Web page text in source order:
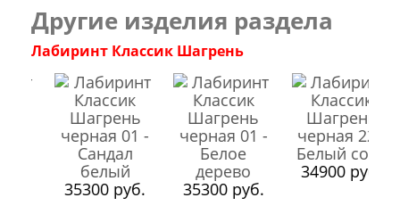
Тамбурные двери
Межкомнатные двери
Двери Альберо
Альянс
Вест
Галерея
Геометрия
Графика
Империя
Классика
Лайн
Другие изделия раздела
Лабиринт Классик Шагрень
35300 руб. 35300 руб.
34900 руб.